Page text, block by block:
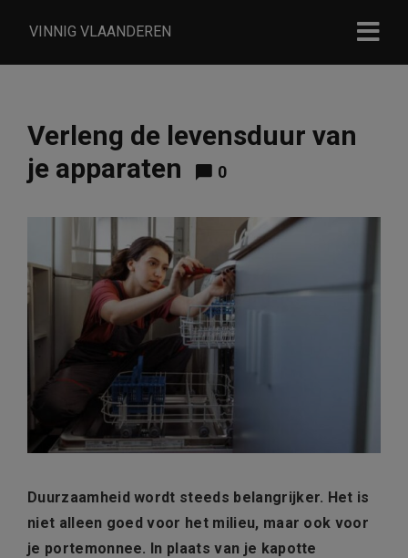
VINNIG VLAANDEREN
Verleng de levensduur van
je apparaten
0
Duurzaamheid wordt steeds belangrijker. Het is
niet alleen goed voor het milieu, maar ook voor
je portemonnee. In plaats van je kapotte